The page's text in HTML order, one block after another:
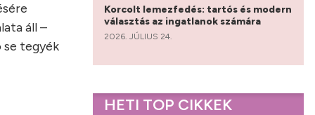
áll –
se tegyék
Korcolt lemezfedés: tartós és modern
választás az ingatlanok számára
2026. JÚLIUS 24.
HETI TOP CIKKEK